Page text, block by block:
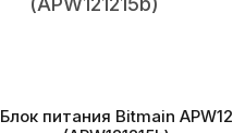
Блок питания Bitmain APW12